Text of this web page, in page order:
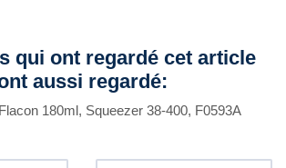
qui ont regardé cet article
aussi regardé:
180ml, Squeezer 38-400, F0593A